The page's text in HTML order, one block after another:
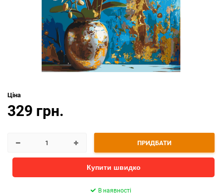
Ціна
329 грн.
ПРИДБАТИ
Купити швидко
В наявності